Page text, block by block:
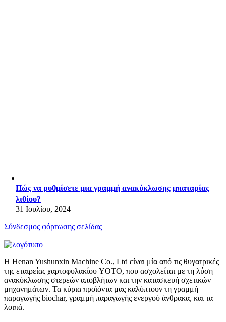
Πώς να ρυθμίσετε μια γραμμή ανακύκλωσης μπαταρίας
λιθίου?
31 Ιουλίου, 2024
Σύνδεσμος φόρτωσης σελίδας
Η Henan Yushunxin Machine Co., Ltd είναι μία από τις θυγατρικές
της εταιρείας χαρτοφυλακίου YOTO, που ασχολείται με τη λύση
ανακύκλωσης στερεών αποβλήτων και την κατασκευή σχετικών
μηχανημάτων. Τα κύρια προϊόντα μας καλύπτουν τη γραμμή
παραγωγής biochar, γραμμή παραγωγής ενεργού άνθρακα, και τα
λοιπά.